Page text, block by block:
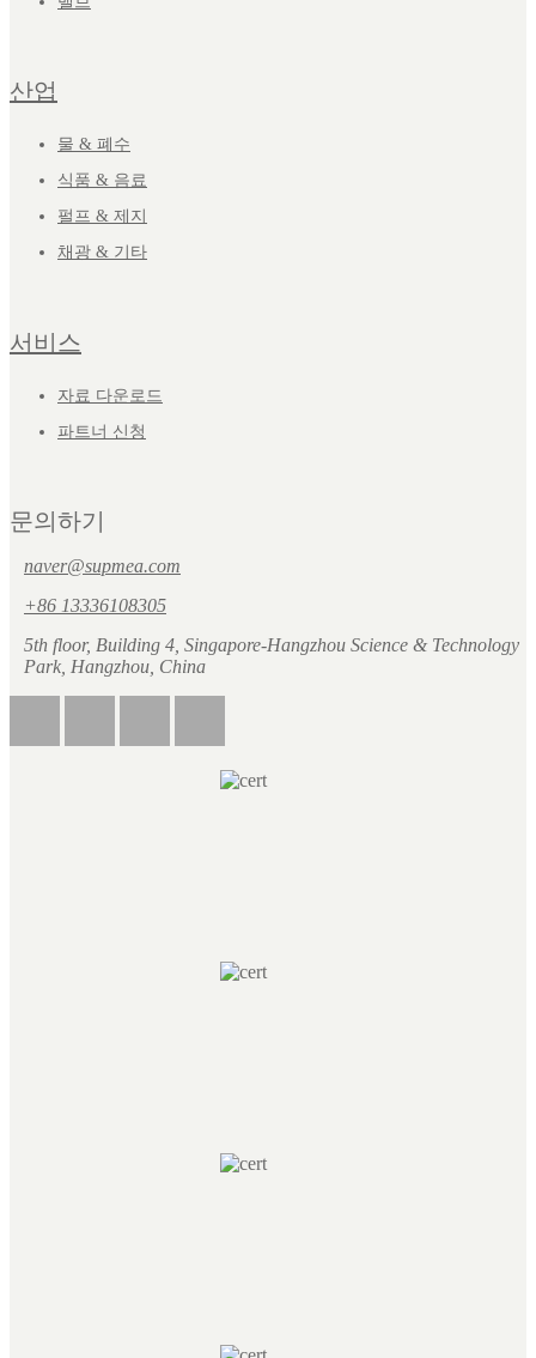
산업
물 & 폐수
식품 & 음료
펄프 & 제지
채광 & 기타
서비스
자료 다운로드
파트너 신청
문의하기
naver@supmea.com
+86 13336108305
5th floor, Building 4, Singapore-Hangzhou Science & Technology
Park, Hangzhou, China